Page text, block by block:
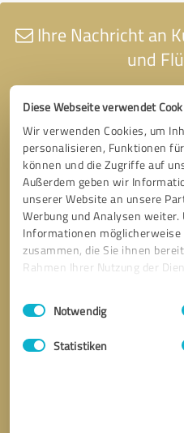
Diese Webseite verwendet
Wir verwenden Cookies, um
personalisieren, Funktionen
können und die Zugriffe auf
Außerdem geben wir
unserer Website an unsere
Werbung und Analysen
Informationen
zusammen, die Sie ihnen
Rahmen Ihrer Nutzung der
Impressum
Einwilligungsauswahl
Notwendig
Statistiken
Ihre Nachricht an
und